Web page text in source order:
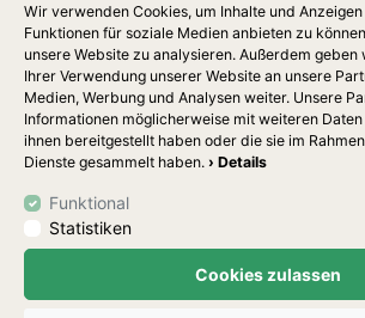
Wir verwenden Cookies, um Inhalte und
Funktionen für soziale Medien anbieten zu
unsere Website zu analysieren. Außerdem
Ihrer Verwendung unserer Website an unsere
Medien, Werbung und Analysen weiter. Unsere
Informationen möglicherweise mit weiteren
ihnen bereitgestellt haben oder die sie im
Dienste gesammelt haben. › Details
Funktional
Statistiken
Cookies zulassen